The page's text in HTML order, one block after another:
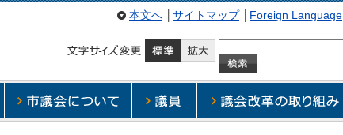
本文へ サイトマップ Foreign Language